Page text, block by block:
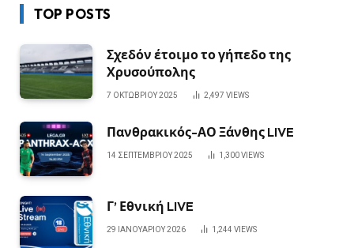
TOP POSTS
Σχεδόν έτοιμο το γήπεδο της
Χρυσούπολης
7 ΟΚΤΩΒΡΊΟΥ 2025 2,497 VIEWS
Πανθρακικός-ΑΟ Ξάνθης LIVE
14 ΣΕΠΤΕΜΒΡΊΟΥ 2025 1,300VIEWS
Γ’ Εθνική LIVE
29 ΙΑΝΟΥΑΡΊΟΥ 2026 1,244 VIEWS